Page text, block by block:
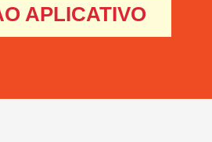
APLICATIVO